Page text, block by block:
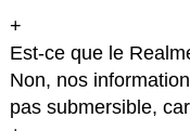
+
Est-ce que le
Non, nos
pas submersible,